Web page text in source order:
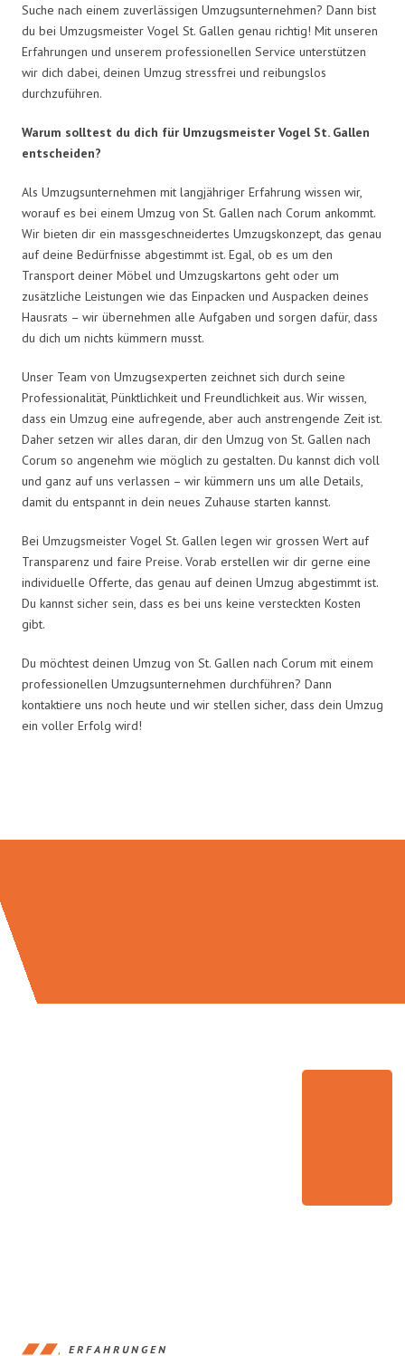
Suche nach einem zuverlässigen Umzugsunternehmen? Dann bist
du bei Umzugsmeister Vogel St. Gallen genau richtig! Mit unseren
Erfahrungen und unserem professionellen Service unterstützen
wir dich dabei, deinen Umzug stressfrei und reibungslos
durchzuführen.
Warum solltest du dich für Umzugsmeister Vogel St. Gallen
entscheiden?
Als Umzugsunternehmen mit langjähriger Erfahrung wissen wir,
worauf es bei einem Umzug von St. Gallen nach Corum ankommt.
Wir bieten dir ein massgeschneidertes Umzugskonzept, das genau
auf deine Bedürfnisse abgestimmt ist. Egal, ob es um den
Transport deiner Möbel und Umzugskartons geht oder um
zusätzliche Leistungen wie das Einpacken und Auspacken deines
Hausrats – wir übernehmen alle Aufgaben und sorgen dafür, dass
du dich um nichts kümmern musst.
Unser Team von Umzugsexperten zeichnet sich durch seine
Professionalität, Pünktlichkeit und Freundlichkeit aus. Wir wissen,
dass ein Umzug eine aufregende, aber auch anstrengende Zeit ist.
Daher setzen wir alles daran, dir den Umzug von St. Gallen nach
Corum so angenehm wie möglich zu gestalten. Du kannst dich voll
und ganz auf uns verlassen – wir kümmern uns um alle Details,
damit du entspannt in dein neues Zuhause starten kannst.
Bei Umzugsmeister Vogel St. Gallen legen wir grossen Wert auf
Transparenz und faire Preise. Vorab erstellen wir dir gerne eine
individuelle Offerte, das genau auf deinen Umzug abgestimmt ist.
Du kannst sicher sein, dass es bei uns keine versteckten Kosten
gibt.
Du möchtest deinen Umzug von St. Gallen nach Corum mit einem
professionellen Umzugsunternehmen durchführen? Dann
kontaktiere uns noch heute und wir stellen sicher, dass dein Umzug
ein voller Erfolg wird!
ERFAHRUNGEN